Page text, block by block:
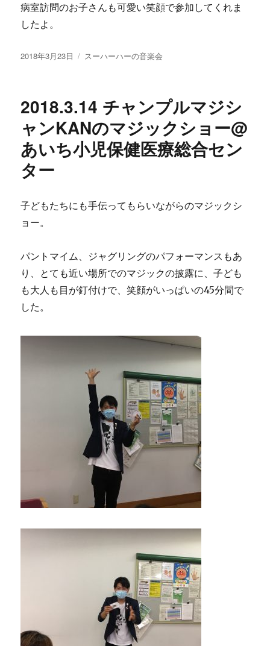
病室訪問のお子さんも可愛い笑顔で参加してくれま
したよ。
投
2018年3月23日
カ
ー
スーハーハーの音楽会
2018.3.14 チャンプルマジシ
ャンKANのマジックショー@
あいち小児保健医療総合セン
ター
子どもたちにも手伝ってもらいながらのマジックシ
ョー。
パントマイム、ジャグリングのパフォーマンスもあ
り、とても近い場所でのマジックの披露に、子ども
も大人も目が釘付けで、笑顔がいっぱいの45分間で
した。